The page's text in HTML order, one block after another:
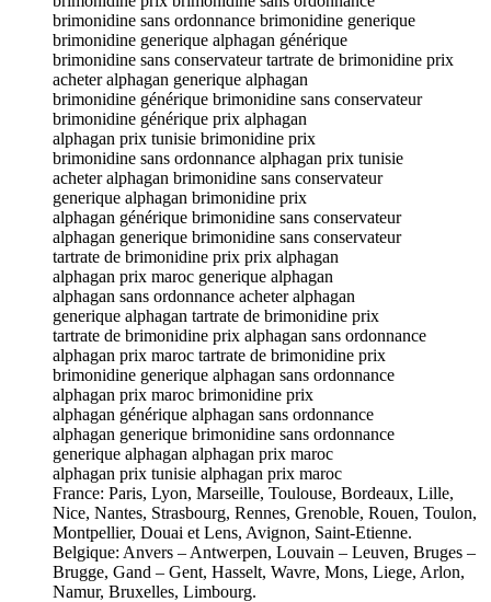
brimonidine sans ordonnance brimonidine generique
brimonidine generique alphagan générique
brimonidine sans conservateur tartrate de brimonidine prix
acheter alphagan generique alphagan
brimonidine générique brimonidine sans conservateur
brimonidine générique prix alphagan
alphagan prix tunisie brimonidine prix
brimonidine sans ordonnance alphagan prix tunisie
acheter alphagan brimonidine sans conservateur
generique alphagan brimonidine prix
alphagan générique brimonidine sans conservateur
alphagan generique brimonidine sans conservateur
tartrate de brimonidine prix prix alphagan
alphagan prix maroc generique alphagan
alphagan sans ordonnance acheter alphagan
generique alphagan tartrate de brimonidine prix
tartrate de brimonidine prix alphagan sans ordonnance
alphagan prix maroc tartrate de brimonidine prix
brimonidine generique alphagan sans ordonnance
alphagan prix maroc brimonidine prix
alphagan générique alphagan sans ordonnance
alphagan generique brimonidine sans ordonnance
generique alphagan alphagan prix maroc
alphagan prix tunisie alphagan prix maroc
France: Paris, Lyon, Marseille, Toulouse, Bordeaux, Lille,
Nice, Nantes, Strasbourg, Rennes, Grenoble, Rouen, Toulon,
Montpellier, Douai et Lens, Avignon, Saint-Etienne.
Belgique: Anvers – Antwerpen, Louvain – Leuven, Bruges –
Brugge, Gand – Gent, Hasselt, Wavre, Mons, Liege, Arlon,
Namur, Bruxelles, Limbourg.